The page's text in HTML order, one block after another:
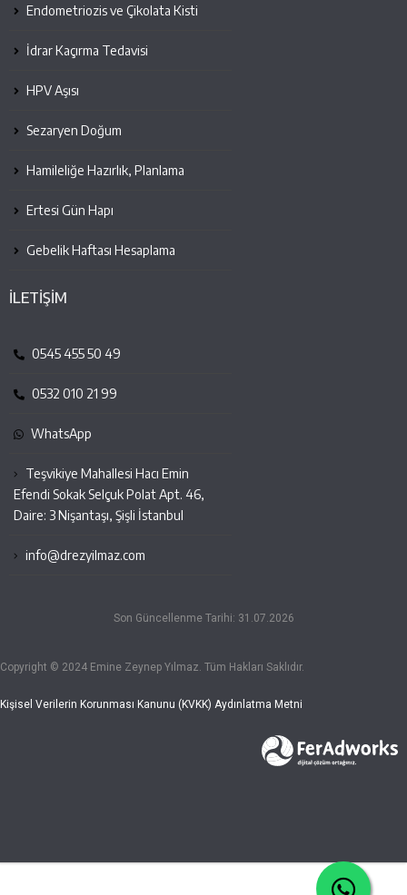
Endometriozis ve Çikolata Kisti
İdrar Kaçırma Tedavisi
HPV Aşısı
Sezaryen Doğum
Hamileliğe Hazırlık, Planlama
Ertesi Gün Hapı
Gebelik Haftası Hesaplama
İLETİŞİM
0545 455 50 49
0532 010 21 99
WhatsApp
Teşvikiye Mahallesi Hacı Emin
Efendi Sokak Selçuk Polat Apt. 46,
Daire: 3 Nişantaşı, Şişli İstanbul
info@drezyilmaz.com
Son Güncellenme Tarihi: 31.07.2026
Copyright © 2024 Emine Zeynep Yılmaz. Tüm Hakları Saklıdır.
Kişisel Verilerin Korunması Kanunu (KVKK) Aydınlatma Metni